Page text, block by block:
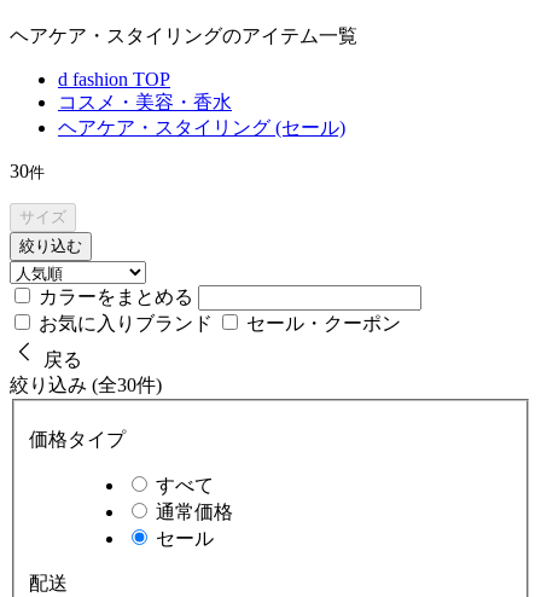
ヘアケア・スタイリングのアイテム一覧
d fashion TOP
コスメ・美容・香水
ヘアケア・スタイリング (セール)
30件
サイズ
絞り込む
カラーをまとめる
お気に入りブランド
セール・クーポン
戻る
絞り込み (全30件)
価格タイプ
すべて
通常価格
セール
配送